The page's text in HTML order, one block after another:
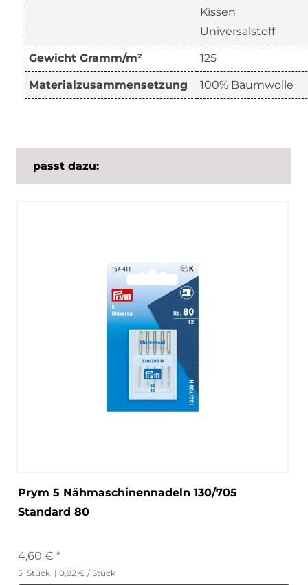
Kissen
Universalstoff
Gewicht Gramm/m² 125
Materialzusammensetzung 100% Baumwolle
passt dazu:
Prym 5 Nähmaschinennadeln 130/705
Standard 80
4,60 € *
5 Stück | 0,92 € / Stück